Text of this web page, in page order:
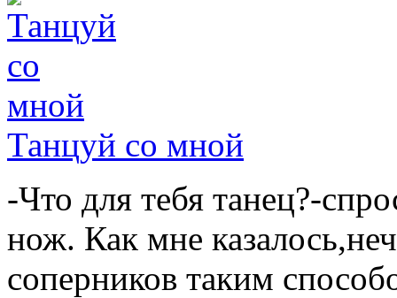
Танцуй со мной
-Что для тебя танец?-
нож. Как мне
соперников таким